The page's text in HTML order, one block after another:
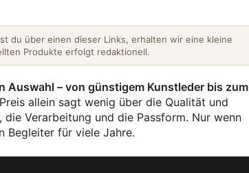
du über einen dieser Links, erhalten wir eine kleine
Produkte erfolgt redaktionell.
Auswahl – von günstigem Kunstleder bis zum
allein sagt wenig über die Qualität und
Verarbeitung und die Passform. Nur wenn
Begleiter für viele Jahre.